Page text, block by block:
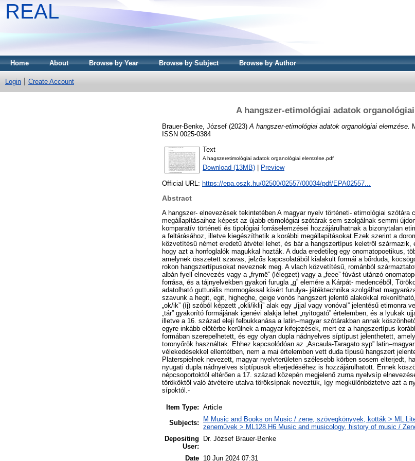
REAL
Home About Browse by Year Browse by Subject Browse by Author
Login Create Account
A hangszer-etimológiai adatok
Brauer-Benke, József (2023) A hangszer-etimológiai adatok organológiai elemzése.
ISSN 0025-0384
Text
A hagszeretimológiai adatok organológiai elemzése.pdf
Download (13MB) Preview
Official URL: https://epa.oszk.hu/02500/02557/00034/pdf/EPA02557...
Abstract
A hangszer- elnevezések tekintetében A magyar nyelv történeti- etimológiai szótára
megállapításaihoz képest az újabb etimológiai szótárak sem szolgálnak semmi
komparatív történeti és tipológiai forráselemzései hozzájárulhatnak a bizonytalan
a feltárásához, illetve kiegészíthetik a korábbi megállapításokat.Ezek szerint a
közvetítésű német eredetű átvétel lehet, és bár a hangszertípus keletről származik,
hogy azt a honfoglalók magukkal hozták. A duda eredetileg egy onomatopoetikus,
amelynek összetett szavas, jelzős kapcsolatából kialakult formái a bőrduda,
rokon hangszertípusokat neveznek meg. A vlach közvetítésű, románból
albán fyell elnevezés vagy a „frymë” (lélegzet) vagy a „feee” fúvást utánzó
forrása, és a tájnyelvekben gyakori furugla „g” elemére a Kárpát- medencéből,
adatolható gutturális mormogással kísért furulya- játéktechnika szolgálhat
szavunk a hegit, egit, higheghe, geige vonós hangszert jelentő alakokkal
„ok/ik” (íj) szóból képzett „okli/iklij” alak egy „íjjal vagy vonóval” jelentésű etimonra
„tár” gyakorító formájának igenévi alakja lehet „nyitogató” értelemben, és a lyukak
illetve a 16. század eleji felbukkanása a latin–magyar szótárakban annak
egyre inkább előtérbe kerülnek a magyar kifejezések, mert ez a hangszertípus
formában szerepelhetett, és egy olyan dupla nádnyelves síptípust jelenthetett,
toronyőrök használtak. Ehhez kapcsolódóan az „Ascaula-Taragato syp”
vélekedésekkel ellentétben, nem a mai értelemben vett duda típusú hangszert
Platerspielnek nevezett, magyar nyelvterületen szélesebb körben sosem elterjedt,
nyugati dupla nádnyelves síptípusok elterjedéséhez is hozzájárulhatott. Ennek
népcsoportoktól eltérően a 17. század közepén megjelenő zurna nyelvsíp
törököktől való átvételre utalva töröksípnak neveztük, így megkülönböztetve azt a
sípoktól.-
Item Type: Article
Subjects:
M Music and Books on Music / zene, szövegkönyvek, kották > ML
zeneművek > ML128.H6 Music and musicology, history of music /
Depositing
User:
Dr. József Brauer-Benke
Date 10 Jun 2024 07:31